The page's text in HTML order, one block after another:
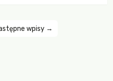
wpisy →